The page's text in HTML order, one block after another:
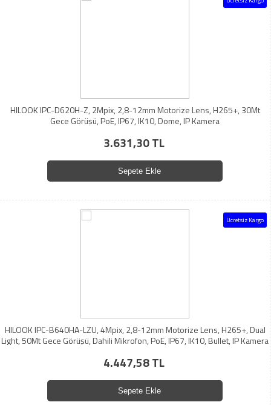
HILOOK IPC-D620H-Z, 2Mpix, 2,8-12mm Motorize Lens, H265+, 30Mt
Gece Görüşü, PoE, IP67, IK10, Dome, IP Kamera
3.631,30 TL
Sepete Ekle
Ücretsiz Kargo
HILOOK IPC-B640HA-LZU, 4Mpix, 2,8-12mm Motorize Lens, H265+, Dual
Light, 50Mt Gece Görüşü, Dahili Mikrofon, PoE, IP67, IK10, Bullet, IP Kamera
4.447,58 TL
Sepete Ekle